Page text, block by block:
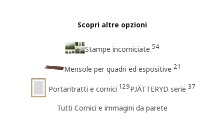
Scopri altre opzioni
Stampe incorniciate 54
Mensole per quadri ed espositive 21
Portaritratti e cornici 129PJÄTTERYD serie 37
Tutti Cornici e immagini da parete